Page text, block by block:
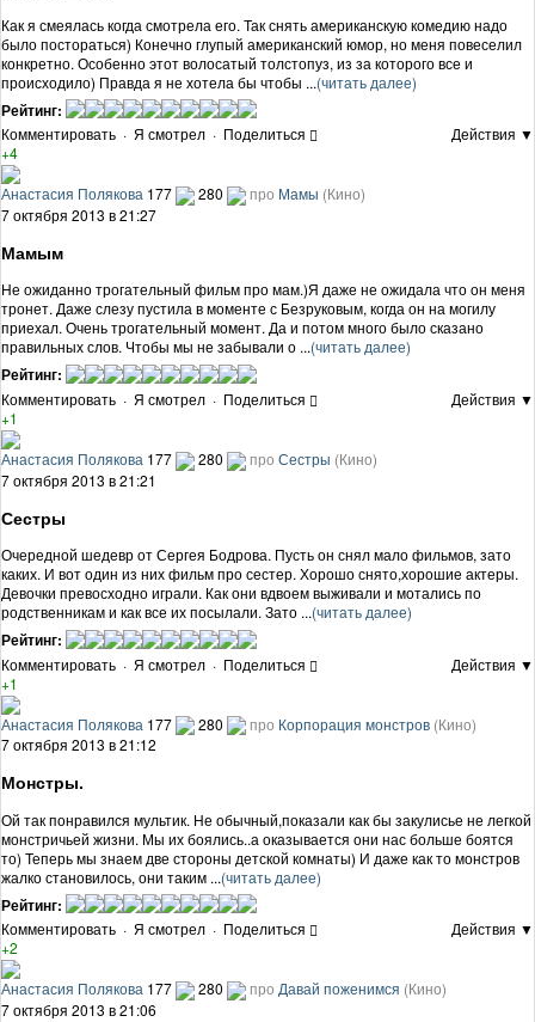
Как я смеялась когда смотрела его. Так снять американскую комедию надо
было постораться) Конечно глупый американский юмор, но меня повеселил
конкретно. Особенно этот волосатый толстопуз, из за которого все и
происходило) Правда я не хотела бы чтобы ...(читать далее)
Рейтинг:
Комментировать · Я смотрел · Поделиться
Действия ▼
+4
Анастасия Полякова 177 280 про Мамы (Кино)
7 октября 2013 в 21:27
Мамым
Не ожиданно трогательный фильм про мам.)Я даже не ожидала что он меня
тронет. Даже слезу пустила в моменте с Безруковым, когда он на могилу
приехал. Очень трогательный момент. Да и потом много было сказано
правильных слов. Чтобы мы не забывали о ...(читать далее)
Рейтинг:
Комментировать · Я смотрел · Поделиться
Действия ▼
+1
Анастасия Полякова 177 280 про Сестры (Кино)
7 октября 2013 в 21:21
Сестры
Очередной шедевр от Сергея Бодрова. Пусть он снял мало фильмов, зато
каких. И вот один из них фильм про сестер. Хорошо снято,хорошие актеры.
Девочки превосходно играли. Как они вдвоем выживали и мотались по
родственникам и как все их посылали. Зато ...(читать далее)
Рейтинг:
Комментировать · Я смотрел · Поделиться
Действия ▼
+1
Анастасия Полякова 177 280 про Корпорация монстров (Кино)
7 октября 2013 в 21:12
Монстры.
Ой так понравился мультик. Не обычный,показали как бы закулисье не легкой
монстричьей жизни. Мы их боялись..а оказывается они нас больше боятся
то) Теперь мы знаем две стороны детской комнаты) И даже как то монстров
жалко становилось, они таким ...(читать далее)
Рейтинг:
Комментировать · Я смотрел · Поделиться
Действия ▼
+2
Анастасия Полякова 177 280 про Давай поженимся (Кино)
7 октября 2013 в 21:06